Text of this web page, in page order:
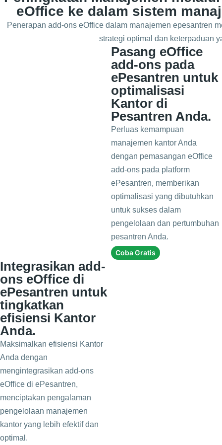
eOffice ke dalam sistem
Penerapan add-ons eOffice dalam manajemen epesantren
strategi optimal dan keterpaduan
Pasang eOffice
add-ons pada
ePesantren untuk
optimalisasi
Kantor di
Pesantren Anda.
Perluas kemampuan
manajemen kantor Anda
dengan pemasangan eOffice
add-ons pada platform
ePesantren, memberikan
optimalisasi yang dibutuhkan
untuk sukses dalam
pengelolaan dan pertumbuhan
pesantren Anda.
Coba Gratis
Integrasikan add-
ons eOffice di
ePesantren untuk
tingkatkan
efisiensi Kantor
Anda.
Maksimalkan efisiensi Kantor
Anda dengan
mengintegrasikan add-ons
eOffice di ePesantren,
menciptakan pengalaman
pengelolaan manajemen
kantor yang lebih efektif dan
optimal.